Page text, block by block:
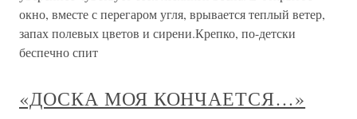
окно, вместе с перегаром угля, врывается теплый ветер,
запах полевых цветов и сирени.Крепко, по-детски
беспечно спит
«ДОСКА МОЯ КОНЧАЕТСЯ…»